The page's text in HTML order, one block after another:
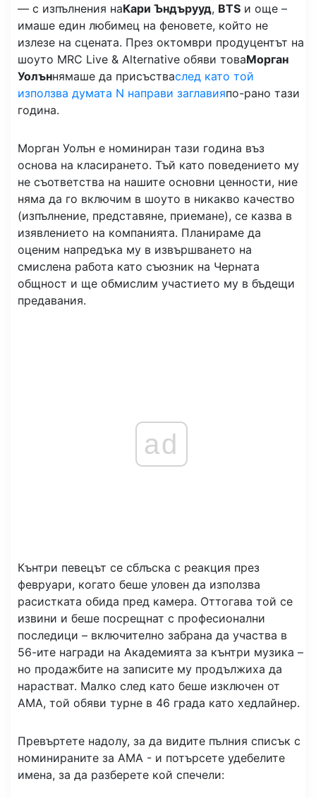
— с изпълнения наКари Ъндърууд, BTS и още –
имаше един любимец на феновете, който не
излезе на сцената. През октомври продуцентът на
шоуто MRC Live & Alternative обяви товаМорган
Уолъннямаше да присъстваслед като той
използва думата N направи заглавияпо-рано тази
година.
Морган Уолън е номиниран тази година въз
основа на класирането. Тъй като поведението му
не съответства на нашите основни ценности, ние
няма да го включим в шоуто в никакво качество
(изпълнение, представяне, приемане), се казва в
изявлението на компанията. Планираме да
оценим напредъка му в извършването на
смислена работа като съюзник на Черната
общност и ще обмислим участието му в бъдещи
предавания.
ad
Кънтри певецът се сблъска с реакция през
февруари, когато беше уловен да използва
расистката обида пред камера. Оттогава той се
извини и беше посрещнат с професионални
последици – включително забрана да участва в
56-ите награди на Академията за кънтри музика –
но продажбите на записите му продължиха да
нарастват. Малко след като беше изключен от
AMA, той обяви турне в 46 града като хедлайнер.
Превъртете надолу, за да видите пълния списък с
номинираните за AMA - и потърсете удебелите
имена, за да разберете кой спечели: